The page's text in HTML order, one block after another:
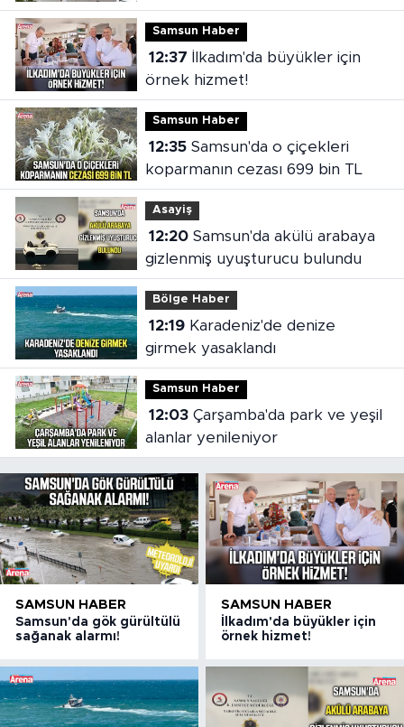
Samsun Haber
12:37
örnek hizmet!
Samsun Haber
12:35Samsun'da o çiçekleri
koparmanın cezası 699 bin TL
Asayiş
12:20Samsun'da akülü arabaya
gizlenmiş uyuşturucu bulundu
Bölge Haber
12:19Karadeniz'de denize
girmek yasaklandı
Samsun Haber
12:03Çarşamba'da park ve yeşil
alanlar yenileniyor
SAMSUN HABER
Samsun'da gök gürültülü
sağanak alarmı!
SAMSUN HABER
İlkadım'da büyükler için
örnek hizmet!